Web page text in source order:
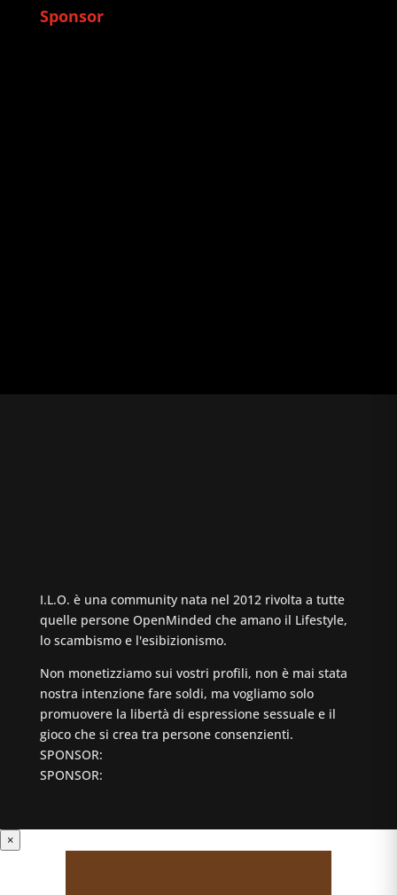
Sponsor
I.L.O. è una community nata nel 2012 rivolta a tutte
quelle persone OpenMinded che amano il Lifestyle,
lo scambismo e l'esibizionismo.
Non monetizziamo sui vostri profili, non è mai stata
nostra intenzione fare soldi, ma vogliamo solo
promuovere la libertà di espressione sessuale e il
gioco che si crea tra persone consenzienti.
SPONSOR:
SPONSOR:
×